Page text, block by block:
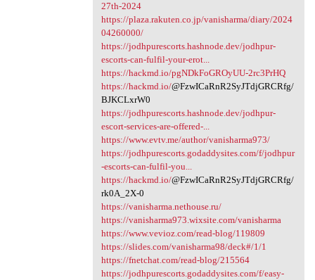
27th-2024
https://plaza.rakuten.co.jp/vanisharma/diary/2024
04260000/
https://jodhpurescorts.hashnode.dev/jodhpur-
escorts-can-fulfil-your-erot...
https://hackmd.io/pgNDkFoGROyUU-2rc3PrHQ
https://hackmd.io/@FzwICaRnR2SyJTdjGRCRfg/
BJKCLxrW0
https://jodhpurescorts.hashnode.dev/jodhpur-
escort-services-are-offered-...
https://www.evtv.me/author/vanisharma973/
https://jodhpurescorts.godaddysites.com/f/jodhpur
-escorts-can-fulfil-you...
https://hackmd.io/@FzwICaRnR2SyJTdjGRCRfg/
rk0A_2X-0
https://vanisharma.nethouse.ru/
https://vanisharma973.wixsite.com/vanisharma
https://www.vevioz.com/read-blog/119809
https://slides.com/vanisharma98/deck#/1/1
https://fnetchat.com/read-blog/215564
https://jodhpurescorts.godaddysites.com/f/easy-